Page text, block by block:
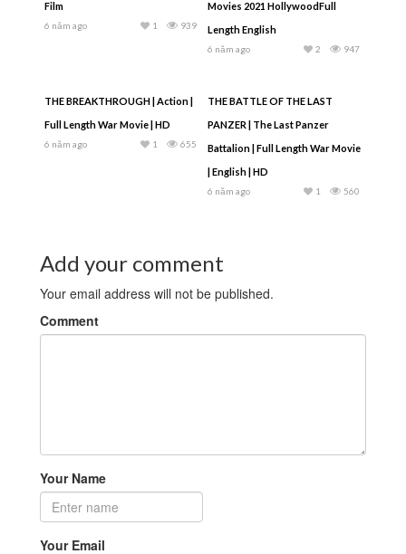
Film
6 năm ago 939
1
Movies 2021 HollywoodFull
Length English
6 năm ago 947
2
THE BREAKTHROUGH | Action |
Full Length War Movie | HD
6 năm ago 655
1
THE BATTLE OF THE LAST
PANZER | The Last Panzer
Battalion | Full Length War Movie
| English | HD
6 năm ago 560
1
Add your comment
Your email address will not be published.
Comment
Your Name
Your Email